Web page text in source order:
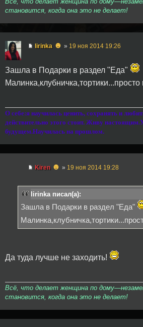
становится, когда она это не делает!
lirinka ☻ » 19 ноя 2014 19:26
Зашла в Подарки в раздел "Еда"
О себе:я научилась ценить, сохранять и
действительно этого стоит. Живу
будущем.Научилась на прошлом.
Kiren ☻ » 19 ноя 2014 19:28
lirinka писал(а):
Зашла в Подарки в раздел "Еда"
Да туда лучше не заходить!
Всё, что делает женщина по
становится, когда она это не делает!